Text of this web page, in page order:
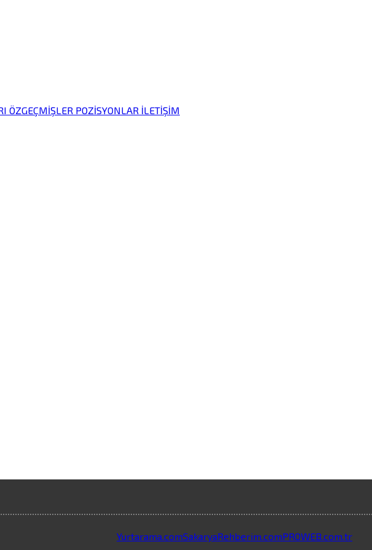
ÖZGEÇMİŞLER POZİSYONLAR İLETİŞİM
Yurtarama.comSakaryaRehberim.comPROWEB.com.tr